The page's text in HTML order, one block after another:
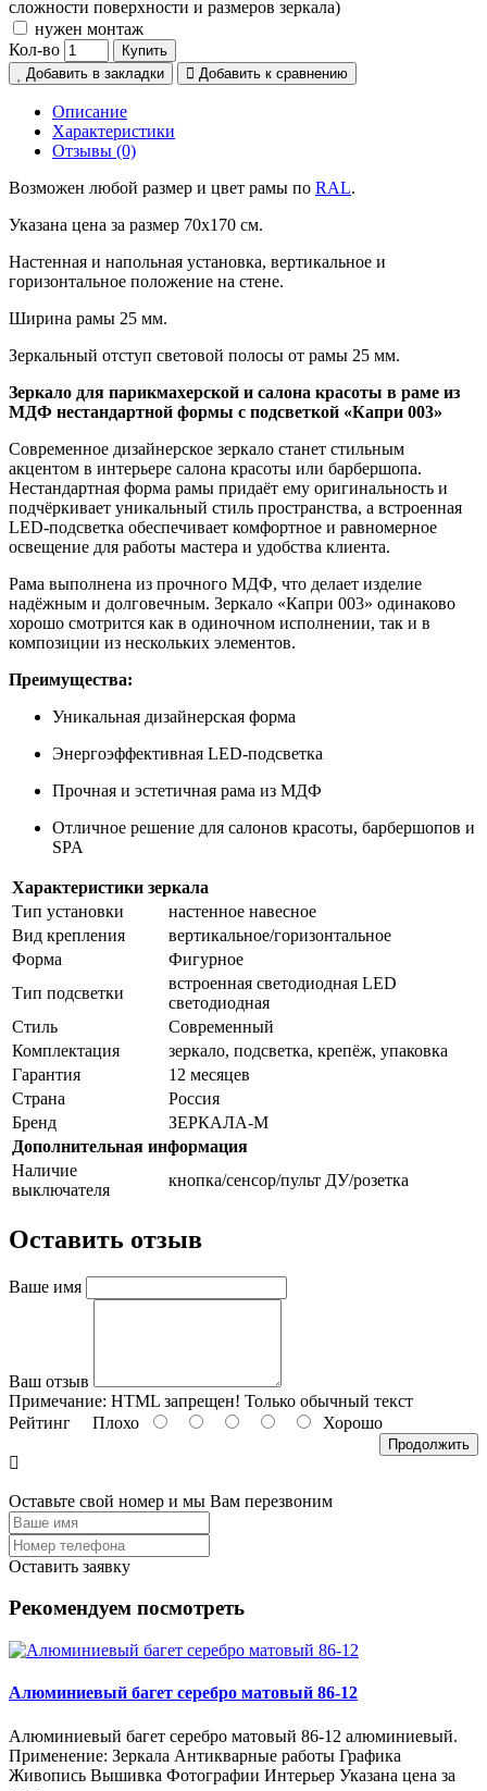
сложности поверхности и размеров зеркала)
нужен монтаж
Кол-во
Купить
Добавить в закладки
Добавить к сравнению
Описание
Характеристики
Отзывы (0)
Возможен любой размер и цвет рамы по RAL.
Указана цена за размер 70х170 см.
Настенная и напольная установка, вертикальное и
горизонтальное положение на стене.
Ширина рамы 25 мм.
Зеркальный отступ световой полосы от рамы 25 мм.
Зеркало для парикмахерской и салона красоты в раме из
МДФ нестандартной формы с подсветкой «Капри 003»
Современное дизайнерское зеркало станет стильным
акцентом в интерьере салона красоты или барбершопа.
Нестандартная форма рамы придаёт ему оригинальность и
подчёркивает уникальный стиль пространства, а встроенная
LED-подсветка обеспечивает комфортное и равномерное
освещение для работы мастера и удобства клиента.
Рама выполнена из прочного МДФ, что делает изделие
надёжным и долговечным. Зеркало «Капри 003» одинаково
хорошо смотрится как в одиночном исполнении, так и в
композиции из нескольких элементов.
Преимущества:
Уникальная дизайнерская форма
Энергоэффективная LED-подсветка
Прочная и эстетичная рама из МДФ
Отличное решение для салонов красоты, барбершопов и
SPA
Характеристики зеркала
Тип установки
настенное навесное
Вид крепления
вертикальное/горизонтальное
Форма
Фигурное
Тип подсветки
встроенная светодиодная LED
светодиодная
Стиль
Cовременный
Комплектация
зеркало, подсветка, крепёж, упаковка
Гарантия
12 месяцев
Страна
Россия
Бренд
ЗЕРКАЛА-М
Дополнительная информация
Наличие
выключателя
кнопка/сенсор/пульт ДУ/розетка
Оставить отзыв
Ваше имя
Ваш отзыв
Примечание: HTML запрещен! Только обычный текст
Рейтинг Плохо Хорошо
Продолжить
Оставьте свой номер и мы Вам перезвоним
Оставить заявку
Рекомендуем посмотреть
Алюминиевый багет серебро матовый 86-12
Алюминиевый багет серебро матовый 86-12 алюминиевый.
Применение: Зеркала Антикварные работы Графика
Живопись Вышивка Фотографии Интерьер Указана цена за